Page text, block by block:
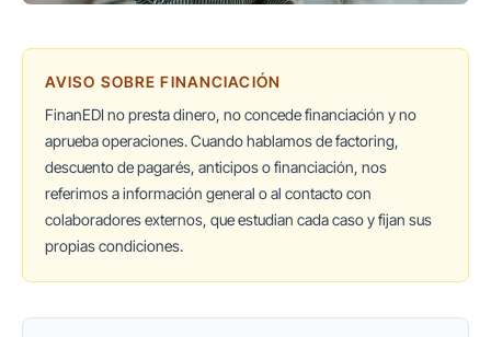
AVISO SOBRE FINANCIACIÓN
FinanEDI no presta dinero, no concede financiación y no
aprueba operaciones. Cuando hablamos de factoring,
descuento de pagarés, anticipos o financiación, nos
referimos a información general o al contacto con
colaboradores externos, que estudian cada caso y fijan sus
propias condiciones.